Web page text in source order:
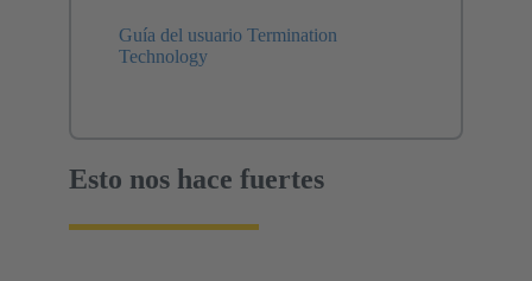
Guía del usuario Termination
Technology
Esto nos hace fuertes